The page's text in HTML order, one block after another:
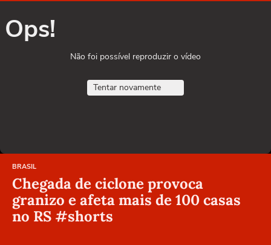
Ops!
Não foi possível reproduzir o vídeo
Tentar novamente
BRASIL
Chegada de ciclone provoca
granizo e afeta mais de 100 casas
no RS #shorts